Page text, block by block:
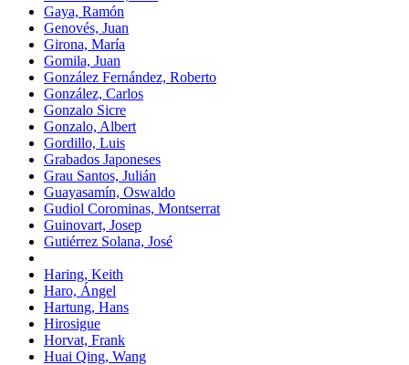
Gaya, Ramón
Genovés, Juan
Girona, María
Gomila, Juan
González Fernández, Roberto
González, Carlos
Gonzalo Sicre
Gonzalo, Albert
Gordillo, Luis
Grabados Japoneses
Grau Santos, Julián
Guayasamín, Oswaldo
Gudiol Corominas, Montserrat
Guinovart, Josep
Gutiérrez Solana, José
Haring, Keith
Haro, Ángel
Hartung, Hans
Hirosigue
Horvat, Frank
Huai Qing, Wang